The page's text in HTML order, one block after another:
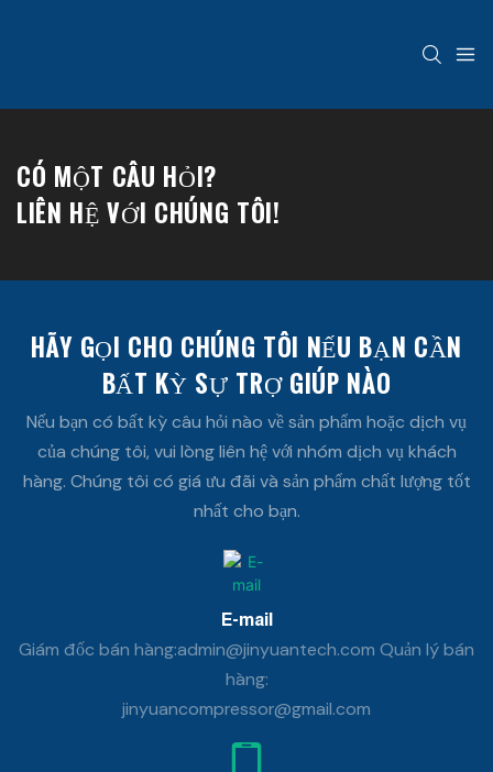
CÓ MỘT CÂU HỎI?
LIÊN HỆ VỚI CHÚNG TÔI!
HÃY GỌI CHO CHÚNG TÔI NẾU BẠN CẦN
BẤT KỲ SỰ TRỢ GIÚP NÀO
Nếu bạn có bất kỳ câu hỏi nào về sản phẩm hoặc dịch vụ
của chúng tôi, vui lòng liên hệ với nhóm dịch vụ khách
hàng. Chúng tôi có giá ưu đãi và sản phẩm chất lượng tốt
nhất cho bạn.
E-mail
Giám đốc bán hàng:admin@jinyuantech.com Quản lý bán
hàng:
jinyuancompressor@gmail.com